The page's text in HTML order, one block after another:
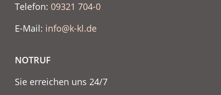
Telefon: 09321 704-0
E-Mail: info@k-kl.de
NOTRUF
Sie erreichen uns 24/7